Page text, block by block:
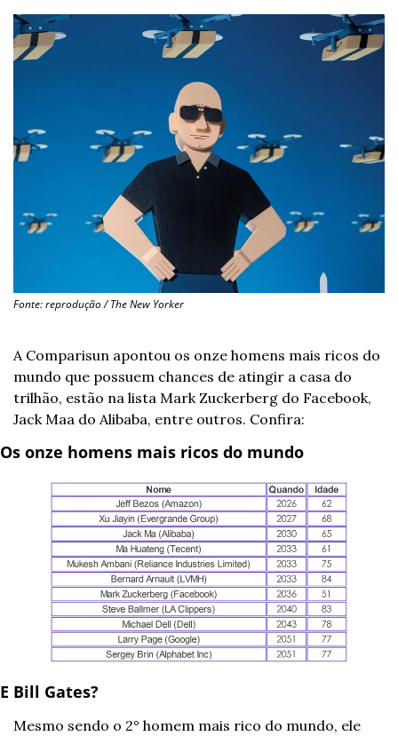
Fonte: reprodução / The New Yorker
A Comparisun apontou os onze homens mais ricos do
mundo que possuem chances de atingir a casa do
trilhão, estão na lista Mark Zuckerberg do Facebook,
Jack Maa do Alibaba, entre outros. Confira:
Os onze homens mais ricos do mundo
E Bill Gates?
Mesmo sendo o 2° homem mais rico do mundo, ele